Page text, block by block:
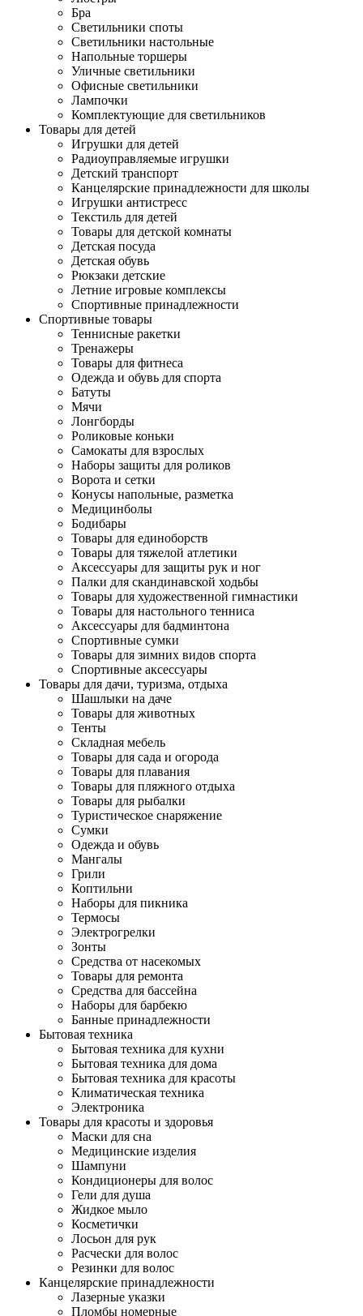
Бра
Светильники споты
Светильники настольные
Напольные торшеры
Уличные светильники
Офисные светильники
Лампочки
Комплектующие для светильников
Товары для детей
Игрушки для детей
Радиоуправляемые игрушки
Детский транспорт
Канцелярские принадлежности для школы
Игрушки антистресс
Текстиль для детей
Товары для детской комнаты
Детская посуда
Детская обувь
Рюкзаки детские
Летние игровые комплексы
Спортивные принадлежности
Спортивные товары
Теннисные ракетки
Тренажеры
Товары для фитнеса
Одежда и обувь для спорта
Батуты
Мячи
Лонгборды
Роликовые коньки
Самокаты для взрослых
Наборы защиты для роликов
Ворота и сетки
Конусы напольные, разметка
Медицинболы
Бодибары
Товары для единоборств
Товары для тяжелой атлетики
Аксессуары для защиты рук и ног
Палки для скандинавской ходьбы
Товары для художественной гимнастики
Товары для настольного тенниса
Аксессуары для бадминтона
Спортивные сумки
Товары для зимних видов спорта
Спортивные аксессуары
Товары для дачи, туризма, отдыха
Шашлыки на даче
Товары для животных
Тенты
Складная мебель
Товары для сада и огорода
Товары для плавания
Товары для пляжного отдыха
Товары для рыбалки
Туристическое снаряжение
Сумки
Одежда и обувь
Мангалы
Грили
Коптильни
Наборы для пикника
Термосы
Электрогрелки
Зонты
Средства от насекомых
Товары для ремонта
Средства для бассейна
Наборы для барбекю
Банные принадлежности
Бытовая техника
Бытовая техника для кухни
Бытовая техника для дома
Бытовая техника для красоты
Климатическая техника
Электроника
Товары для красоты и здоровья
Маски для сна
Медицинские изделия
Шампуни
Кондиционеры для волос
Гели для душа
Жидкое мыло
Косметички
Лосьон для рук
Расчески для волос
Резинки для волос
Канцелярские принадлежности
Лазерные указки
Пломбы номерные